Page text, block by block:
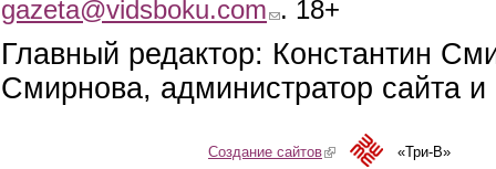
gazeta@vidsboku.com . 18+
Главный редактор: Константин
Смирнова, администратор сайта
Создание сайтов(link is external)«Три-В»